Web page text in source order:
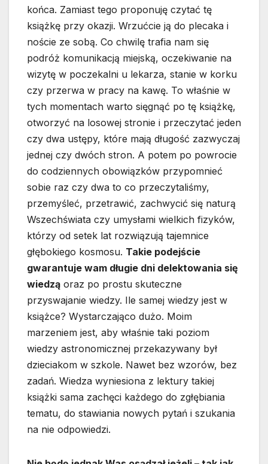
końca. Zamiast tego proponuję czytać tę
książkę przy okazji. Wrzućcie ją do plecaka i
noście ze sobą. Co chwilę trafia nam się
podróż komunikacją miejską, oczekiwanie na
wizytę w poczekalni u lekarza, stanie w korku
czy przerwa w pracy na kawę. To właśnie w
tych momentach warto sięgnąć po tę książkę,
otworzyć na losowej stronie i przeczytać jeden
czy dwa ustępy, które mają długość zazwyczaj
jednej czy dwóch stron. A potem po powrocie
do codziennych obowiązków przypomnieć
sobie raz czy dwa to co przeczytaliśmy,
przemyśleć, przetrawić, zachwycić się naturą
Wszechświata czy umysłami wielkich fizyków,
którzy od setek lat rozwiązują tajemnice
głębokiego kosmosu. Takie podejście
gwarantuje wam długie dni delektowania się
wiedzą oraz po prostu skuteczne
przyswajanie wiedzy. Ile samej wiedzy jest w
książce? Wystarczająco dużo. Moim
marzeniem jest, aby właśnie taki poziom
wiedzy astronomicznej przekazywany był
dzieciakom w szkole. Nawet bez wzorów, bez
zadań. Wiedza wyniesiona z lektury takiej
książki sama zachęci każdego do zgłębiania
tematu, do stawiania nowych pytań i szukania
na nie odpowiedzi.